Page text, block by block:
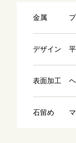
ブログ
金属
デザイン
表面加工
石留め
川越店
軽井沢店